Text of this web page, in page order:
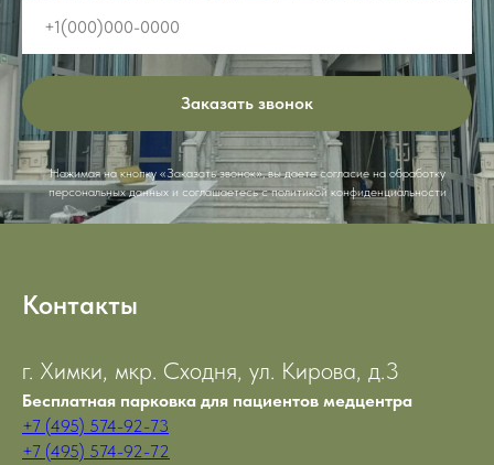
Заказать звонок
Нажимая на кнопку «Заказать звонок», вы даете согласие на обработку
персональных данных и соглашаетесь c политикой конфиденциальности
Контакты
г. Химки, мкр. Сходня, ул. Кирова, д.3
Бесплатная парковка для пациентов медцентра
+7 (495) 574-92-73
+7 (495) 574-92-72